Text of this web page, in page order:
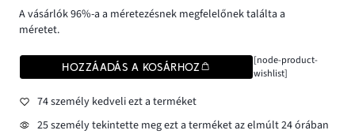
A vásárlók 96%-a a méretezésnek megfelelőnek találta a
méretet.
HOZZÁADÁS A KOSÁRHOZ
[node-product-
wishlist]
74 személy kedveli ezt a terméket
25 személy tekintette meg ezt a terméket az elmúlt 24 órában